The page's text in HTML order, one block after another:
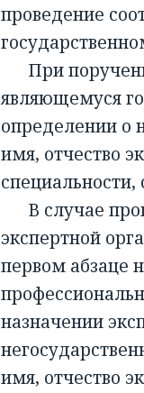
проведение
При
являющемуся
определении о
имя, отчество
В случае
экспертной
первом абзаце
назначении
имя, отчество